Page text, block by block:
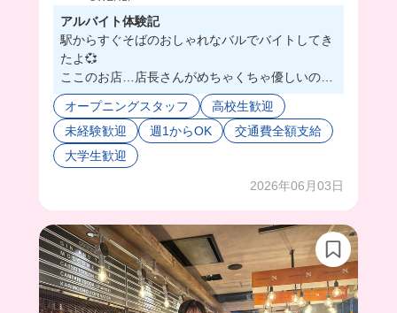
アルバイト体験記
駅からすぐそばのおしゃれなバルでバイトしてき
たよ💞
ここのお店…店長さんがめちゃくちゃ優しいの🥺
❤️
優しいし細かい所まで気遣いしてくれて普段から
スタッフさんへの気遣いもちゃんとされてるんだ
ろうなぁっていうのが伝わって来たから安心して
働けるバ先だと思う🙂‍↕️
オープニングスタッフ
高校生歓迎
未経験歓迎
週1からOK
交通費全額支給
大学生歓迎
2026年06月03日